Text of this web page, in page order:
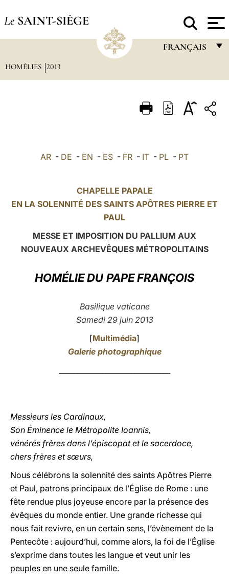
Le SAINT-SIÈGE
FRANÇAIS
ITALIANO
العربيّة
LATINE
HOMÉLIES 2013
AR - DE - EN - ES - FR - IT - PL - PT
CHAPELLE PAPALE
EN LA SOLENNITÉ DES SAINTS APÔTRES PIERRE ET
PAUL
MESSE ET IMPOSITION DU PALLIUM AUX
NOUVEAUX ARCHEVÊQUES MÉTROPOLITAINS
HOMÉLIE DU PAPE FRANÇOIS
Basilique vaticane
Samedi 29 juin 2013
[Multimédia]
Galerie photographique
Messieurs les Cardinaux,
Son Éminence le Métropolite Ioannis,
vénérés frères dans l’épiscopat et le sacerdoce,
chers frères et sœurs,
Nous célébrons la solennité des saints Apôtres Pierre
et Paul, patrons principaux de l’Église de Rome : une
fête rendue plus joyeuse encore par la présence des
évêques du monde entier. Une grande richesse qui
nous fait revivre, en un certain sens, l’évènement de la
Pentecôte : aujourd’hui, comme alors, la foi de l’Église
s’exprime dans toutes les langue et veut unir les
peuples en une seule famille.